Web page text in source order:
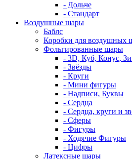
- Дольче
- Стандарт
Воздушные шары
Баблс
Коробки для воздушных
Фольгированные шары
- 3D, Куб, Конус,
- Звёзды
- Круги
- Мини фигуры
- Надписи, Буквы
- Сердца
- Сердца, круги и
- Сферы
- Фигуры
- Ходячие Фигуры
- Цифры
Латексные шары